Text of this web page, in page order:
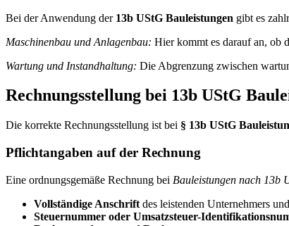
Bei der Anwendung der 13b UStG Bauleistungen gibt es
Maschinenbau und Anlagenbau: Hier kommt es darauf an, ob
Wartung und Instandhaltung: Die Abgrenzung zwischen
Rechnungsstellung bei 13b UStG
Die korrekte Rechnungsstellung ist bei § 13b UStG
Pflichtangaben auf der Rechnung
Eine ordnungsgemäße Rechnung bei Bauleistungen nach 13b
Vollständige Anschrift des leistenden Unternehmers
Steuernummer oder Umsatzsteuer-